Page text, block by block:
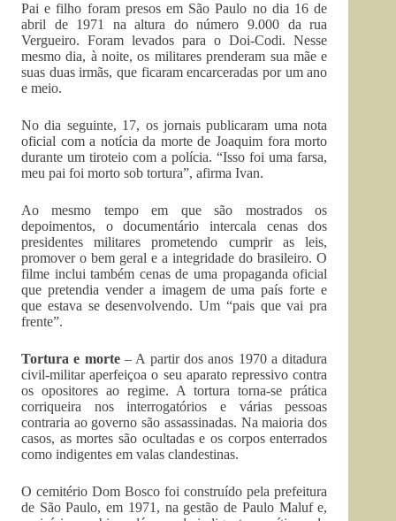
Pai e filho foram presos em São Paulo no dia 16 de
abril de 1971 na altura do número 9.000 da rua
Vergueiro. Foram levados para o Doi-Codi. Nesse
mesmo dia, à noite, os militares prenderam sua mãe e
suas duas irmãs, que ficaram encarceradas por um ano
e meio.
No dia seguinte, 17, os jornais publicaram uma nota
oficial com a notícia da morte de Joaquim fora morto
durante um tiroteio com a polícia. “Isso foi uma farsa,
meu pai foi morto sob tortura”, afirma Ivan.
Ao mesmo tempo em que são mostrados os
depoimentos, o documentário intercala cenas dos
presidentes militares prometendo cumprir as leis,
promover o bem geral e a integridade do brasileiro. O
filme inclui também cenas de uma propaganda oficial
que pretendia vender a imagem de uma país forte e
que estava se desenvolvendo. Um “pais que vai pra
frente”.
Tortura e morte – A partir dos anos 1970 a ditadura
civil-militar aperfeiçoa o seu aparato repressivo contra
os opositores ao regime. A tortura torna-se prática
corriqueira nos interrogatórios e várias pessoas
contraria ao governo são assassinadas. Na maioria dos
casos, as mortes são ocultadas e os corpos enterrados
como indigentes em valas clandestinas.
O cemitério Dom Bosco foi construído pela prefeitura
de São Paulo, em 1971, na gestão de Paulo Maluf e,